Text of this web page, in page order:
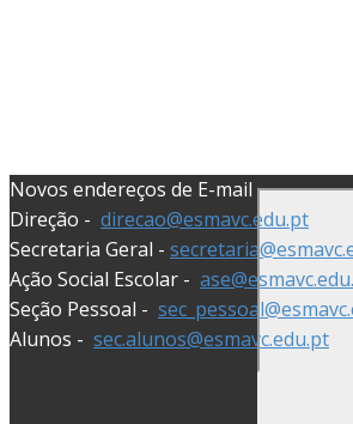
Novos endereços de E-mail
Direção - direcao@esmavc.edu.pt
Secretaria Geral -
Ação Social Escolar -
Seção Pessoal -
Alunos - sec.alunos@esmavc.edu.pt